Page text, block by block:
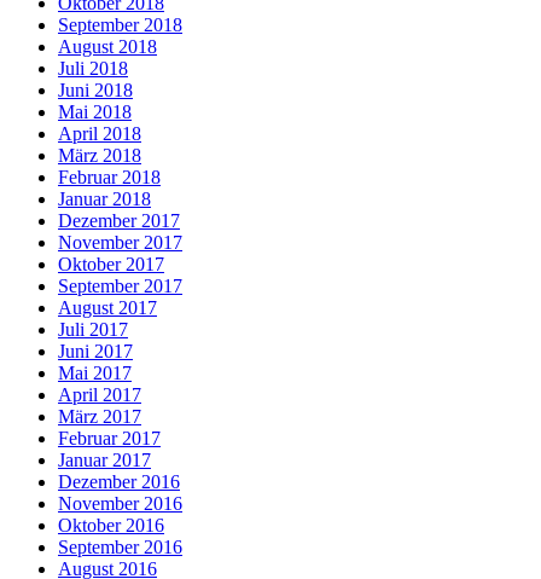
September 2018
August 2018
Juli 2018
Juni 2018
Mai 2018
April 2018
März 2018
Februar 2018
Januar 2018
Dezember 2017
November 2017
Oktober 2017
September 2017
August 2017
Juli 2017
Juni 2017
Mai 2017
April 2017
März 2017
Februar 2017
Januar 2017
Dezember 2016
November 2016
Oktober 2016
September 2016
August 2016